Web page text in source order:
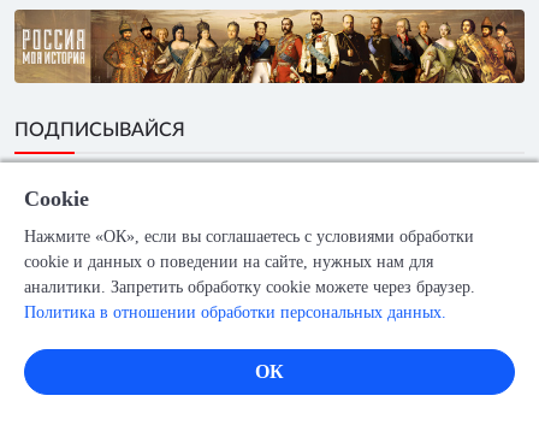
ПОДПИСЫВАЙСЯ
Cookie
Нажмите «ОК», если вы соглашаетесь с условиями обработки
cookie и данных о поведении на сайте, нужных нам для
аналитики. Запретить обработку cookie можете через браузер.
Политика в отношении обработки персональных данных.
ОК